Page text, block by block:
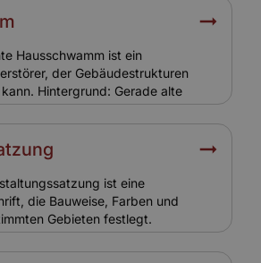
helfen Eigentümern bei der
Relevanz für Versicherung: Eine
stellt sicher, dass Sanierungen
Für Versicherungen bedeutet
Schadenanfälligkeit und
Hausschwamm ist ein
der Gebäudestrukturen
Hintergrund: Gerade alte
in Ensemble-Gebäuden sind
breitet sich unbemerkt aus und
Relevanz für
durch Hausschwamm sind
da sie als
gelten. Eigentümer müssen
ist eine
die Bauweise, Farben und
Gebieten festlegt.
oder Altstadtbereichen
Ortsbild zu bewahren. Eigentümer